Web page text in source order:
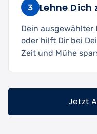
3 Lehne Dich
Dein ausgewählter
oder hilft Dir bei
Zeit und Mühe
Jetzt